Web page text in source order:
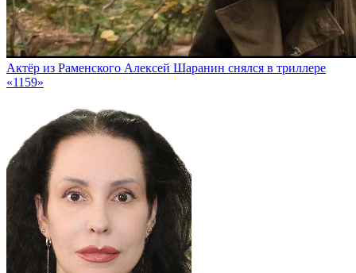
Актёр из Раменского Алексей Шаранин снялся в триллере
«1159»